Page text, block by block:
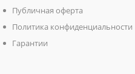
Публичная оферта
Политика конфиденциальности
Гарантии